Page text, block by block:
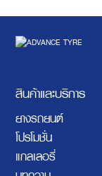
สินค้าและบริการ
ยางรถยนต์
โปรโมชั่น
แกลเลอรี่